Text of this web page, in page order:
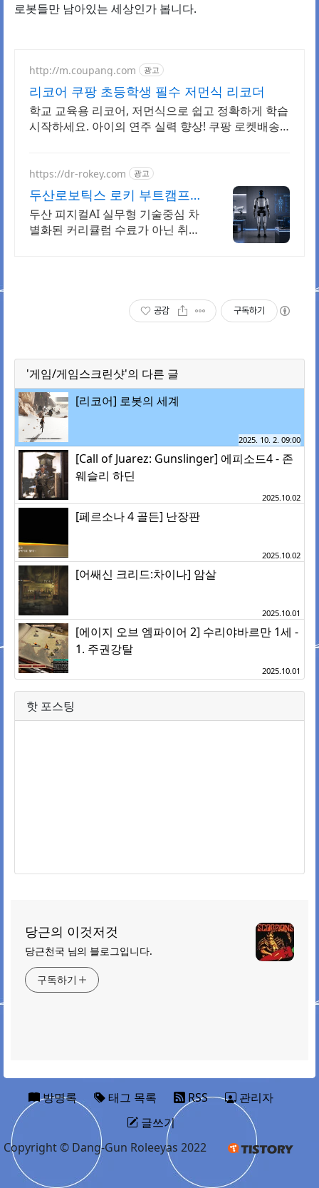
로봇들만 남아있는 세상인가 봅니다.
http://m.coupang.com 광고
리코어 쿠팡 초등학생 필수 저먼식 리코더
학교 교육용 리코어, 저먼식으로 쉽고 정확하게 학습
시작하세요. 아이의 연주 실력 향상! 쿠팡 로켓배송
https://dr-rokey.com 광고
두산로보틱스 로키 부트캠프
두산/미국 기업 인턴쉽
두산 피지컬AI 실무형 기술중심 차
별화된 커리큘럼 수료가 아닌 취업
공감 구독하기
'게임/게임스크린샷'의 다른 글
[리코어] 로봇의 세계
2025. 10. 2. 09:00
[Call of Juarez: Gunslinger] 에피소드4 - 존
웨슬리 하딘
2025.10.02
[페르소나 4 골든] 난장판
2025.10.02
[어쌔신 크리드:차이나] 암살
2025.10.01
[에이지 오브 엠파이어 2] 수리야바르만 1세 -
1. 주권강탈
2025.10.01
핫 포스팅
당근의 이것저것
당근천국 님의 블로그입니다.
구독하기
방명록 태그 목록 RSS
관리자
글쓰기
Copyright © Dang-Gun Roleeyas 2022